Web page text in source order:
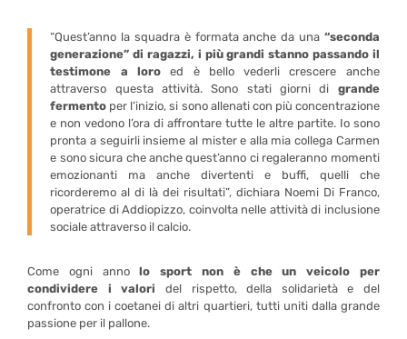
“Quest’anno la squadra è formata anche da una“seconda
generazione” di ragazzi, i più grandi stanno passando il
testimone a loroed è bello vederli crescere anche
attraverso questa attività. Sono stati giorni di grande
fermento per l’inizio, si sono allenati con più concentrazione
e non vedono l’ora di affrontare tutte le altre partite. Io sono
pronta a seguirli insieme al mister e alla mia collega Carmen
e sono sicura che anche quest’anno ci regaleranno momenti
emozionanti ma anche divertenti e buffi, quelli che
ricorderemo al di là dei risultati”, dichiara Noemi Di Franco,
operatrice di Addiopizzo, coinvolta nelle attività di inclusione
sociale attraverso il calcio.
Come ogni annolo sport non è che un veicolo per
condividere i valori del rispetto, della solidarietà e del
confronto con i coetanei di altri quartieri, tutti uniti dalla grande
passione per il pallone.